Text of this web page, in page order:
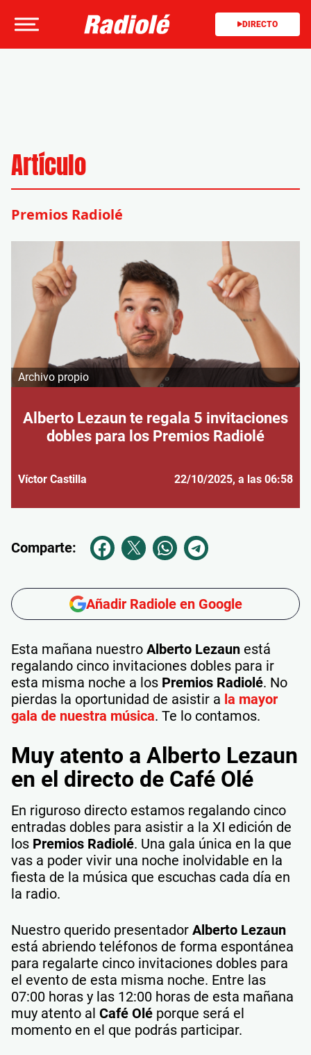
DIRECTO
Artículo
Premios Radiolé
Archivo propio
Alberto Lezaun te regala 5 invitaciones
dobles para los Premios Radiolé
Víctor Castilla 22/10/2025, a las 06:58
Comparte:
Añadir Radiole en Google
Esta mañana nuestro Alberto Lezaun está
regalando cinco invitaciones dobles para ir
esta misma noche a los Premios Radiolé. No
pierdas la oportunidad de asistir a la mayor
gala de nuestra música. Te lo contamos.
Muy atento a Alberto Lezaun
en el directo de Café Olé
En riguroso directo estamos regalando cinco
entradas dobles para asistir a la XI edición de
los Premios Radiolé. Una gala única en la que
vas a poder vivir una noche inolvidable en la
fiesta de la música que escuchas cada día en
la radio.
Nuestro querido presentador Alberto Lezaun
está abriendo teléfonos de forma espontánea
para regalarte cinco invitaciones dobles para
el evento de esta misma noche. Entre las
07:00 horas y las 12:00 horas de esta mañana
muy atento al Café Olé porque será el
momento en el que podrás participar.